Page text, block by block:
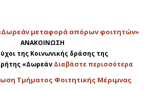
μεταφορά απόρων φοιτητών»
ΑΝΑΚΟΙΝΩΣΗ
της Κοινωνικής δράσης της
«Δωρεάν Διαβάστε περισσότερα
Τμήματος Φοιτητικής Μέριμνας